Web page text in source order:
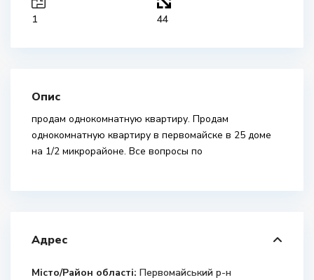
1 44
Опис
продам однокомнатную квартиру. Продам
однокомнатную квартиру в первомайске в 25 доме
на 1/2 микрорайоне. Все вопросы по
Адрес
Місто/Район області: Первомайський р-н